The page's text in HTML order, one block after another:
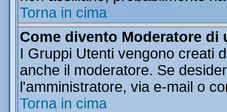
Torna in cima
Come divento Moderatore di
I Gruppi Utenti vengono creati
anche il moderatore. Se
l'amministratore, via e-mail o
Torna in cima